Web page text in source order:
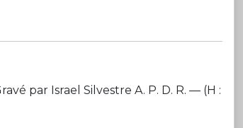
par Israel Silvestre A. P. D. R. — (H :